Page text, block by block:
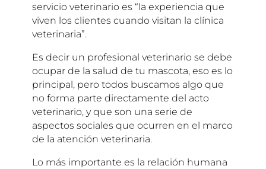
servicio veterinario es “la experiencia que
viven los clientes cuando visitan la clínica
veterinaria”.
Es decir un profesional veterinario se debe
ocupar de la salud de tu mascota, eso es lo
principal, pero todos buscamos algo que
no forma parte directamente del acto
veterinario, y que son una serie de
aspectos sociales que ocurren en el marco
de la atención veterinaria.
Lo más importante es la relación humana